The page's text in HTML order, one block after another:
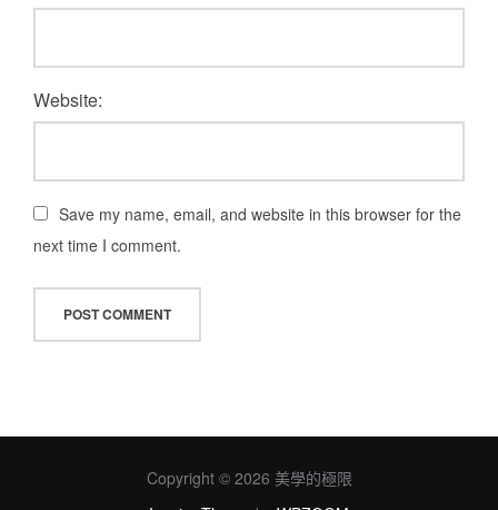
Website:
Save my name, email, and website in this browser for the
next time I comment.
Copyright © 2026 美學的極限